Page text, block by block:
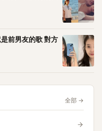
前男友的歌 對方
全部 →